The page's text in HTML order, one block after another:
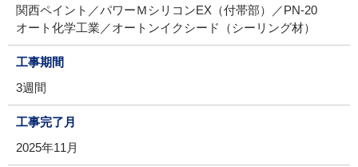
関西ペイント／パワーＭシリコンEX（付帯部）／PN-20
オート化学工業／オートンイクシード（シーリング材）
工事期間
3週間
工事完了月
2025年11月